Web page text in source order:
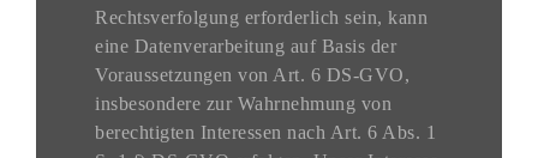
Rechtsverfolgung erforderlich sein, kann
eine Datenverarbeitung auf Basis der
Voraussetzungen von Art. 6 DS-GVO,
insbesondere zur Wahrnehmung von
berechtigten Interessen nach Art. 6 Abs. 1